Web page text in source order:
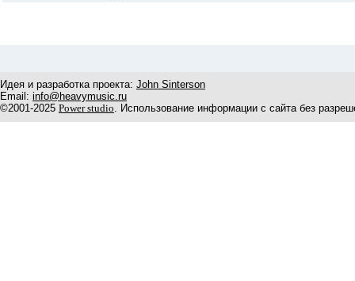
Идея и разработка проекта: John Sinterson
Email: info@heavymusic.ru
©2001-2025 Power studio. Использование информации с сайта без